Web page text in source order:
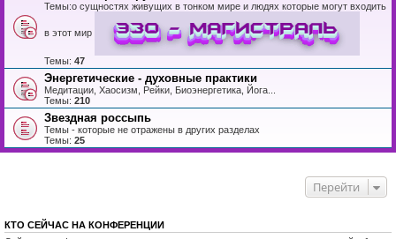
Темы:о сущностях живущих в тонком мире и людях которые могут входить
в этот мир
Темы: 47
Энергетические - духовные практики
Медитации, Хаосизм, Рейки, Биоэнергетика, Йога...
Темы: 210
Звездная россыпь
Темы - которые не отражены в других разделах
Темы: 25
Перейти
КТО СЕЙЧАС НА КОНФЕРЕНЦИИ